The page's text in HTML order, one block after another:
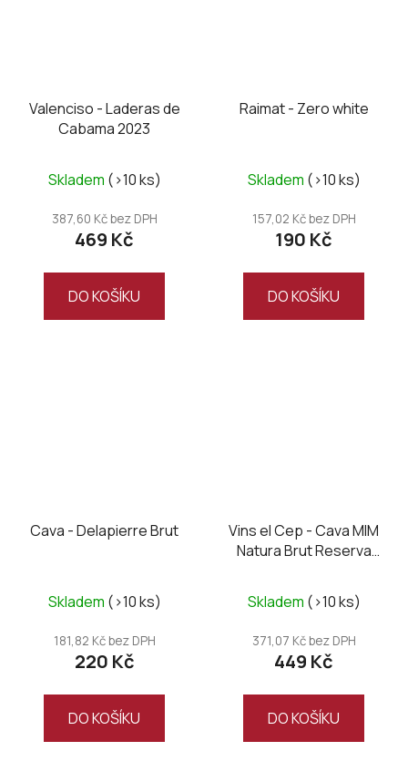
Valenciso - Laderas de
Cabama 2023
Skladem (>10 ks)
387,60 Kč bez DPH
469 Kč
DO KOŠÍKU
Raimat - Zero white
Skladem (>10 ks)
157,02 Kč bez DPH
190 Kč
DO KOŠÍKU
Cava - Delapierre Brut
Skladem (>10 ks)
181,82 Kč bez DPH
220 Kč
DO KOŠÍKU
Vins el Cep - Cava MIM
Natura Brut Reserva
Skladem (>10 ks)
371,07 Kč bez DPH
449 Kč
DO KOŠÍKU